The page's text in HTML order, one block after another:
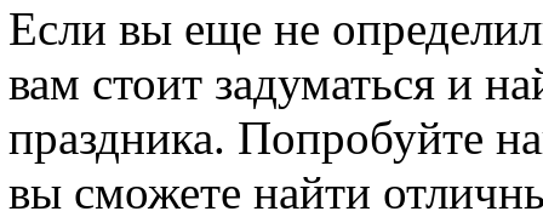
Если вы еще не
вам стоит задуматься и
праздника. Попробуйте
вы сможете найти